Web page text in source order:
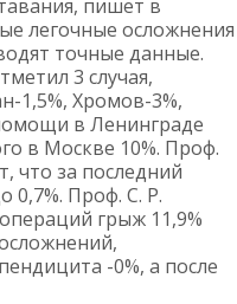
пишет в
легочные осложнения
точные данные.
3 случая,
1,5%, Хромов-3%,
в Ленинграде
в Москве 10%. Проф.
что за последний
0,7%. Проф. С. Р.
грыж 11,9%
-0%, а после